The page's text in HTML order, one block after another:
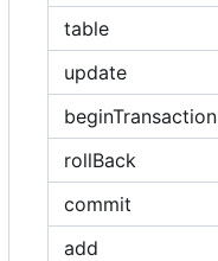
table
update
beginTransaction
rollBack
commit
add